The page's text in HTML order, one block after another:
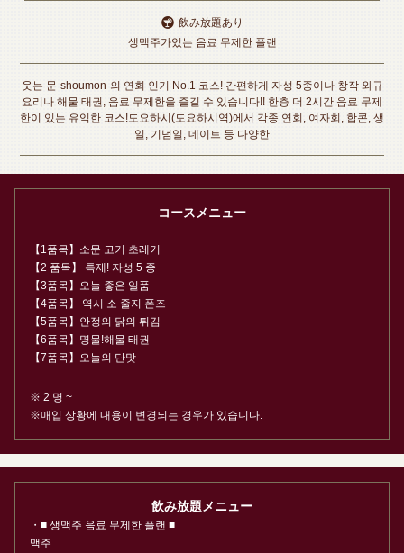
飲み放題あり
생맥주가있는 음료 무제한 플랜
웃는 문-shoumon-의 연회 인기 No.1 코스! 간편하게 자성 5종이나 창작 와규
요리나 해물 태권, 음료 무제한을 즐길 수 있습니다!! 한층 더 2시간 음료 무제
한이 있는 유익한 코스!도요하시(도요하시역)에서 각종 연회, 여자회, 합콘, 생
일, 기념일, 데이트 등 다양한
コースメニュー
【1품목】소문 고기 초레기
【2 품목】 특제! 자성 5 종
【3품목】오늘 좋은 일품
【4품목】 역시 소 줄지 폰즈
【5품목】안정의 닭의 튀김
【6품목】명물!해물 태권
【7품목】오늘의 단맛
※ 2 명 ~
※매입 상황에 내용이 변경되는 경우가 있습니다.
飲み放題メニュー
・■ 생맥주 음료 무제한 플랜 ■
맥주